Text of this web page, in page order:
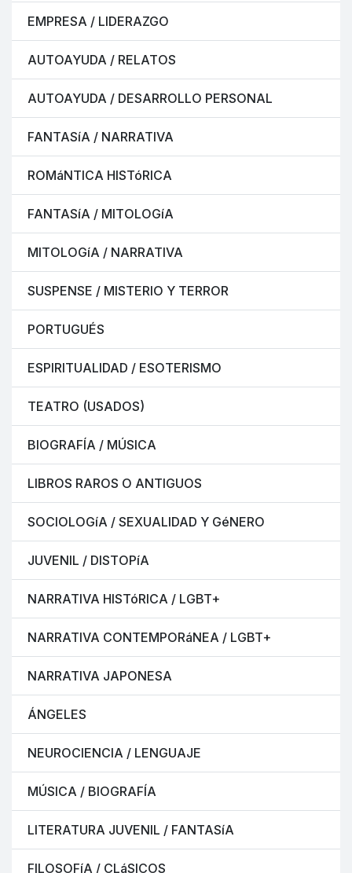
EMPRESA / LIDERAZGO
AUTOAYUDA / RELATOS
AUTOAYUDA / DESARROLLO PERSONAL
FANTASíA / NARRATIVA
ROMáNTICA HISTóRICA
FANTASíA / MITOLOGíA
MITOLOGíA / NARRATIVA
SUSPENSE / MISTERIO Y TERROR
PORTUGUÉS
ESPIRITUALIDAD / ESOTERISMO
TEATRO (USADOS)
BIOGRAFÍA / MÚSICA
LIBROS RAROS O ANTIGUOS
SOCIOLOGíA / SEXUALIDAD Y GéNERO
JUVENIL / DISTOPíA
NARRATIVA HISTóRICA / LGBT+
NARRATIVA CONTEMPORáNEA / LGBT+
NARRATIVA JAPONESA
ÁNGELES
NEUROCIENCIA / LENGUAJE
MÚSICA / BIOGRAFÍA
LITERATURA JUVENIL / FANTASíA
FILOSOFíA / CLáSICOS